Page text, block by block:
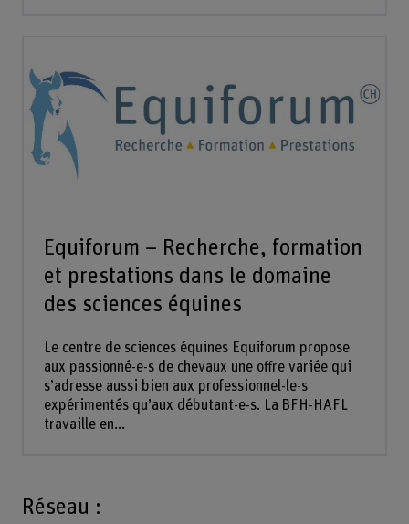
Equiforum – Recherche, formation
et prestations dans le domaine
des sciences équines
Le centre de sciences équines Equiforum propose
aux passionné-e-s de chevaux une offre variée qui
s’adresse aussi bien aux professionnel-le-s
expérimentés qu’aux débutant-e-s. La BFH-HAFL
travaille en...
Réseau :